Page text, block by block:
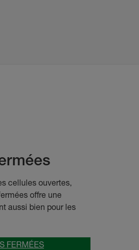
cellules ouvertes,
offre une
aussi bien pour les
FERMÉES